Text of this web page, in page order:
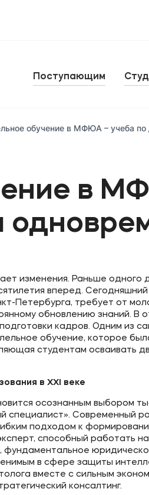
Поступающим
обучение в МФЮА – учеба
в
изменения. Раньше одного
вперед.
Петербурга, требует от
обновлению знаний. В
кадров. Одним из
обучение, которое
студентам осваивать
в XXI веке
осознанным выбором
специалист». Современный
подходом к
способный работать
фундаментальное
в сфере защиты
вместе с сильным
консалтинг.